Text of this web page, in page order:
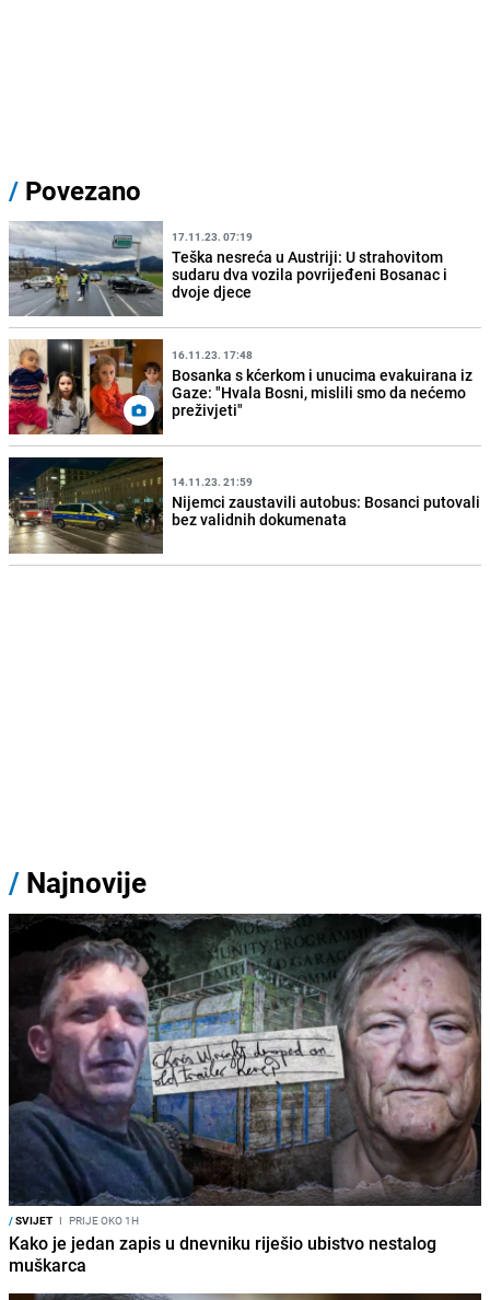
/ Povezano
17.11.23. 07:19
Teška nesreća u Austriji: U strahovitom
sudaru dva vozila povrijeđeni Bosanac i
dvoje djece
16.11.23. 17:48
Bosanka s kćerkom i unucima evakuirana iz
Gaze: "Hvala Bosni, mislili smo da nećemo
preživjeti"
14.11.23. 21:59
Nijemci zaustavili autobus: Bosanci putovali
bez validnih dokumenata
/ Najnovije
/SVIJET I PRIJE OKO 1H
Kako je jedan zapis u dnevniku riješio ubistvo nestalog
muškarca